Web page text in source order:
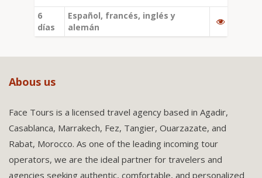
6
días
Español, francés, inglés y
alemán
Abous us
Face Tours is a licensed travel agency based in Agadir,
Casablanca, Marrakech, Fez, Tangier, Ouarzazate, and
Rabat, Morocco. As one of the leading incoming tour
operators, we are the ideal partner for travelers and
agencies seeking authentic, comfortable, and personalized